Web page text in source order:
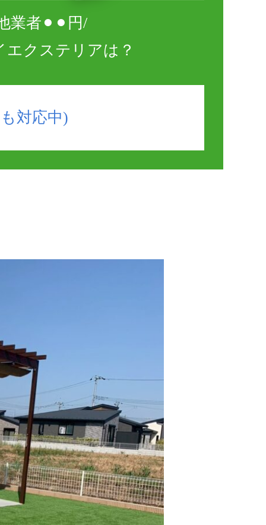
業者⚫︎⚫︎円/
エクステリアは？
対応中)